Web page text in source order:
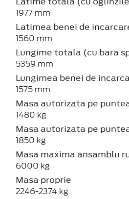
1977 mm
Latimea benei de
1560 mm
Lungime totala (cu bara
5359 mm
Lungimea benei de
1575 mm
Masa autorizata pe
1480 kg
Masa autorizata pe
1850 kg
Masa maxima ansamblu
6000 kg
Masa proprie
2246-2374 kg